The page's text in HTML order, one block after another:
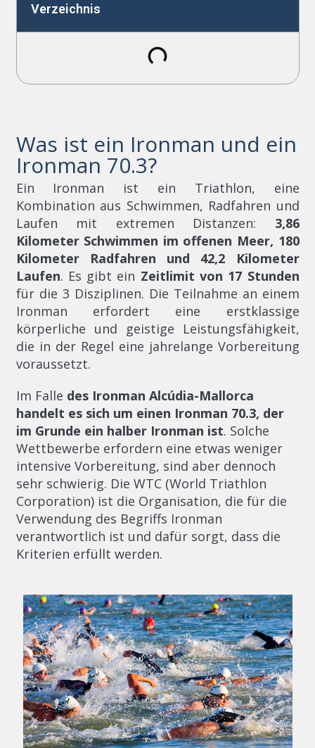
Verzeichnis
Was ist ein Ironman und ein
Ironman 70.3?
Ein Ironman ist ein Triathlon, eine
Kombination aus Schwimmen, Radfahren und
Laufen mit extremen Distanzen: 3,86
Kilometer Schwimmen im offenen Meer, 180
Kilometer Radfahren und 42,2 Kilometer
Laufen. Es gibt ein Zeitlimit von 17 Stunden
für die 3 Disziplinen. Die Teilnahme an einem
Ironman erfordert eine erstklassige
körperliche und geistige Leistungsfähigkeit,
die in der Regel eine jahrelange Vorbereitung
voraussetzt.
Im Falle des Ironman Alcúdia-Mallorca
handelt es sich um einen Ironman 70.3, der
im Grunde ein halber Ironman ist. Solche
Wettbewerbe erfordern eine etwas weniger
intensive Vorbereitung, sind aber dennoch
sehr schwierig. Die WTC (World Triathlon
Corporation) ist die Organisation, die für die
Verwendung des Begriffs Ironman
verantwortlich ist und dafür sorgt, dass die
Kriterien erfüllt werden.